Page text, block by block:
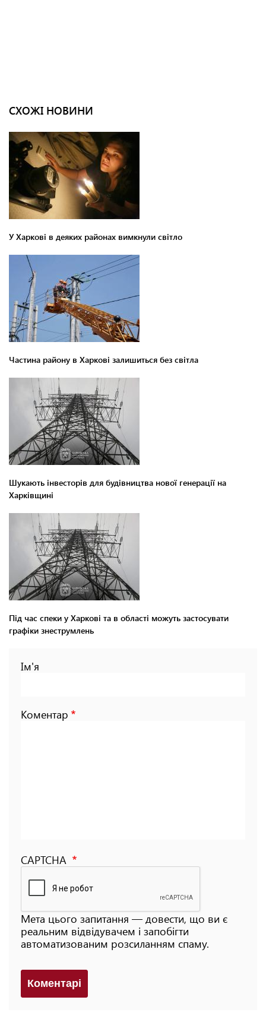
СХОЖІ НОВИНИ
У Харкові в деяких районах вимкнули світло
Частина району в Харкові залишиться без світла
Шукають інвесторів для будівництва нової генерації на
Харківщині
Під час спеки у Харкові та в області можуть застосувати
графіки знеструмлень
Ім'я
Коментар
CAPTCHA
Мета цього запитання — довести, що ви є
реальним відвідувачем і запобігти
автоматизованим розсиланням спаму.
Коментарi